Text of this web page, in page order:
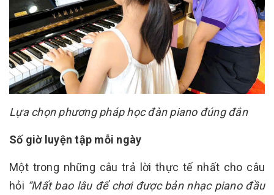
Lựa chọn phương pháp học đàn piano đúng đắn
Số giờ luyện tập mỗi ngày
Một trong những câu trả lời thực tế nhất cho câu
hỏi “Mất bao lâu để chơi được bản nhạc piano đầu